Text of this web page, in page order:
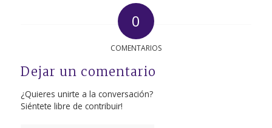
0
COMENTARIOS
Dejar un comentario
¿Quieres unirte a la conversación?
Siéntete libre de contribuir!